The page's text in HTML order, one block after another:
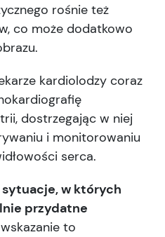
rośnie też
co może dodatkowo
kardiolodzy coraz
dostrzegając w niej
i monitorowaniu
serca.
w których
przydatne
to